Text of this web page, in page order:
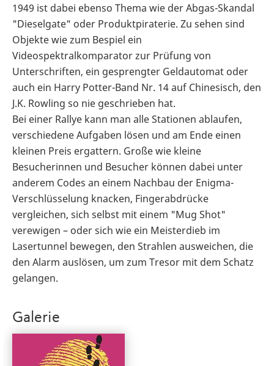
1949 ist dabei ebenso Thema wie der Abgas-Skandal
"Dieselgate" oder Produktpiraterie. Zu sehen sind
Objekte wie zum Bespiel ein
Videospektralkomparator zur Prüfung von
Unterschriften, ein gesprengter Geldautomat oder
auch ein Harry Potter-Band Nr. 14 auf Chinesisch, den
J.K. Rowling so nie geschrieben hat.
Bei einer Rallye kann man alle Stationen ablaufen,
verschiedene Aufgaben lösen und am Ende einen
kleinen Preis ergattern. Große wie kleine
Besucherinnen und Besucher können dabei unter
anderem Codes an einem Nachbau der Enigma-
Verschlüsselung knacken, Fingerabdrücke
vergleichen, sich selbst mit einem "Mug Shot"
verewigen – oder sich wie ein Meisterdieb im
Lasertunnel bewegen, den Strahlen ausweichen, die
den Alarm auslösen, um zum Tresor mit dem Schatz
gelangen.
Galerie